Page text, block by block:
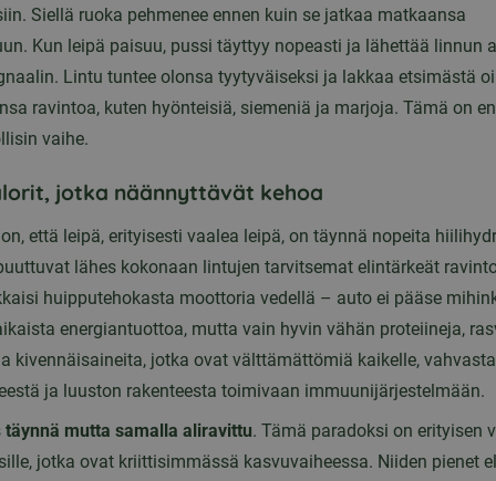
Siellä ruoka pehmenee ennen kuin se jatkaa matkaansa
Kun leipä paisuu, pussi täyttyy nopeasti ja lähettää linnun
Lintu tuntee olonsa tyytyväiseksi ja lakkaa etsimästä
ravintoa, kuten hyönteisiä, siemeniä ja marjoja. Tämä on
vaihe.
jotka näännyttävät kehoa
että leipä, erityisesti vaalea leipä, on täynnä nopeita
lähes kokonaan lintujen tarvitsemat elintärkeät
huipputehokasta moottoria vedellä – auto ei pääse
energiantuottoa, mutta vain hyvin vähän proteiineja,
kivennäisaineita, jotka ovat välttämättömiä kaikelle, vahvasta
ja luuston rakenteesta toimivaan immuunijärjestelmään.
täynnä mutta samalla aliravittu. Tämä paradoksi on erityisen
jotka ovat kriittisimmässä kasvuvaiheessa. Niiden pienet